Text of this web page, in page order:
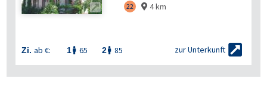
 22  4 km
Zi. ab €: 1 65 2 85 zur Unterkunft 